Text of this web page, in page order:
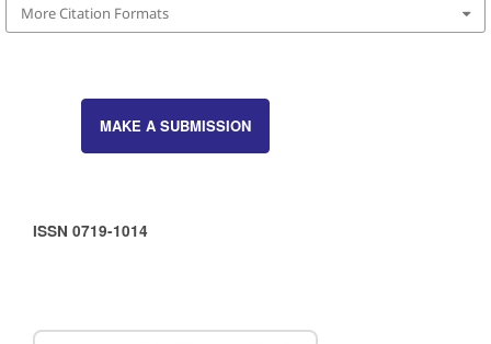
More Citation Formats
MAKE A SUBMISSION
ISSN 0719-1014